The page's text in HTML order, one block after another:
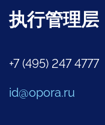
执行管理层
+7 (495) 247 4777
id@opora.ru